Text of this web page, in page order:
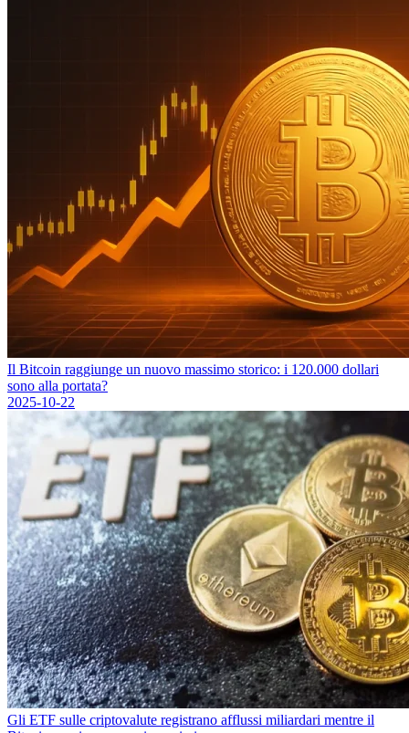
Il Bitcoin raggiunge un nuovo massimo storico: i 120.000 dollari
sono alla portata?
2025-10-22
Gli ETF sulle criptovalute registrano afflussi miliardari mentre il